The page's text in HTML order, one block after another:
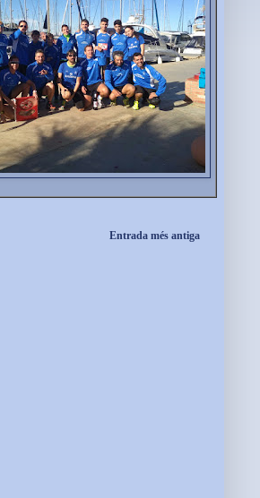
Entrada més antiga